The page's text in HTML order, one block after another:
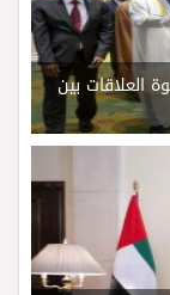
العلاقات بين